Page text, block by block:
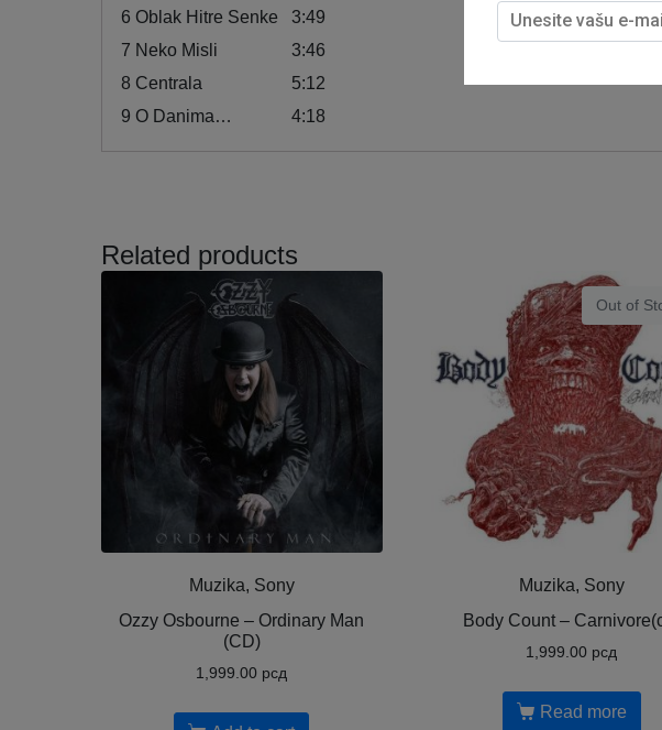
6 Oblak Hitre Senke
3:49
7 Neko Misli
3:46
8 Centrala
5:12
9 O Danima… 4:18
Related products
Muzika, Sony
Ozzy Osbourne ‎– Ordinary Man
(CD)
1,999.00 рсд
Out of
Muzika, Sony
Body Count ‎–
1,999.00 рсд
Read more